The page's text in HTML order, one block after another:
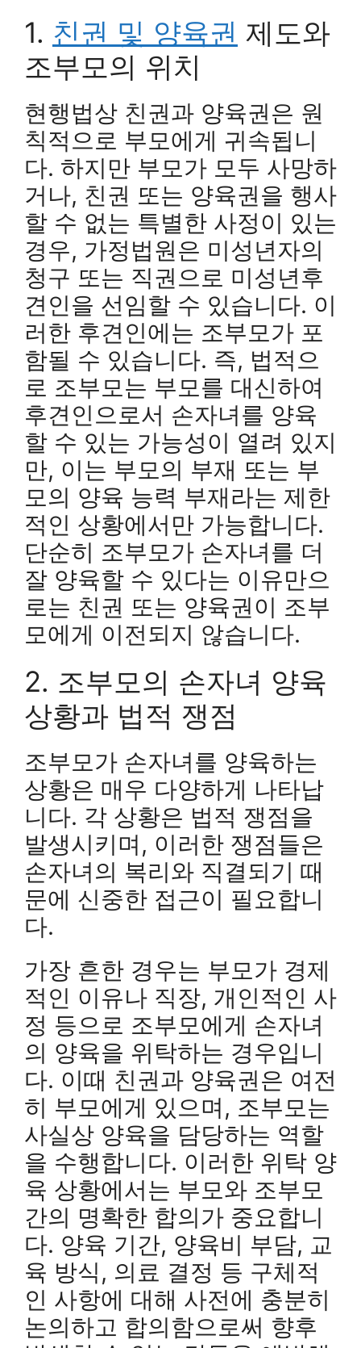
1. 친권 및 양육권 제도와
조부모의 위치
현행법상 친권과 양육권은 원
칙적으로 부모에게 귀속됩니
다. 하지만 부모가 모두 사망하
거나, 친권 또는 양육권을 행사
할 수 없는 특별한 사정이 있는
경우, 가정법원은 미성년자의
청구 또는 직권으로 미성년후
견인을 선임할 수 있습니다. 이
러한 후견인에는 조부모가 포
함될 수 있습니다. 즉, 법적으
로 조부모는 부모를 대신하여
후견인으로서 손자녀를 양육
할 수 있는 가능성이 열려 있지
만, 이는 부모의 부재 또는 부
모의 양육 능력 부재라는 제한
적인 상황에서만 가능합니다.
단순히 조부모가 손자녀를 더
잘 양육할 수 있다는 이유만으
로는 친권 또는 양육권이 조부
모에게 이전되지 않습니다.
2. 조부모의 손자녀 양육
상황과 법적 쟁점
조부모가 손자녀를 양육하는
상황은 매우 다양하게 나타납
니다. 각 상황은 법적 쟁점을
발생시키며, 이러한 쟁점들은
손자녀의 복리와 직결되기 때
문에 신중한 접근이 필요합니
다.
가장 흔한 경우는 부모가 경제
적인 이유나 직장, 개인적인 사
정 등으로 조부모에게 손자녀
의 양육을 위탁하는 경우입니
다. 이때 친권과 양육권은 여전
히 부모에게 있으며, 조부모는
사실상 양육을 담당하는 역할
을 수행합니다. 이러한 위탁 양
육 상황에서는 부모와 조부모
간의 명확한 합의가 중요합니
다. 양육 기간, 양육비 부담, 교
육 방식, 의료 결정 등 구체적
인 사항에 대해 사전에 충분히
논의하고 합의함으로써 향후